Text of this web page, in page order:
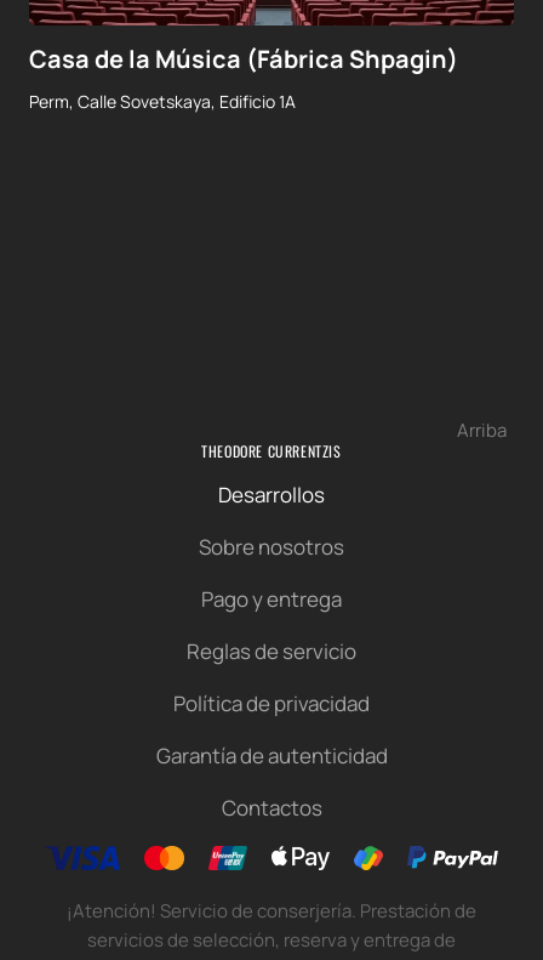
Casa de la Música (Fábrica Shpagin)
Perm, Calle Sovetskaya, Edificio 1A
Arriba
THEODORE CURRENTZIS
Desarrollos
Sobre nosotros
Pago y entrega
Reglas de servicio
Política de privacidad
Garantía de autenticidad
Contactos
¡Atención! Servicio de conserjería. Prestación de
servicios de selección, reserva y entrega de